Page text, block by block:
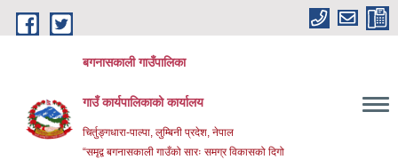
Skip to main content
बगनासकाली गाउँपालिका
गाउँ कार्यपालिकाको कार्यालय
चिर्तुङ्गधारा-पाल्पा, लुम्बिनी प्रदेश, नेपाल
“समृद्व बगनासकाली गाउँको सारः समग्र विकासको दिगो